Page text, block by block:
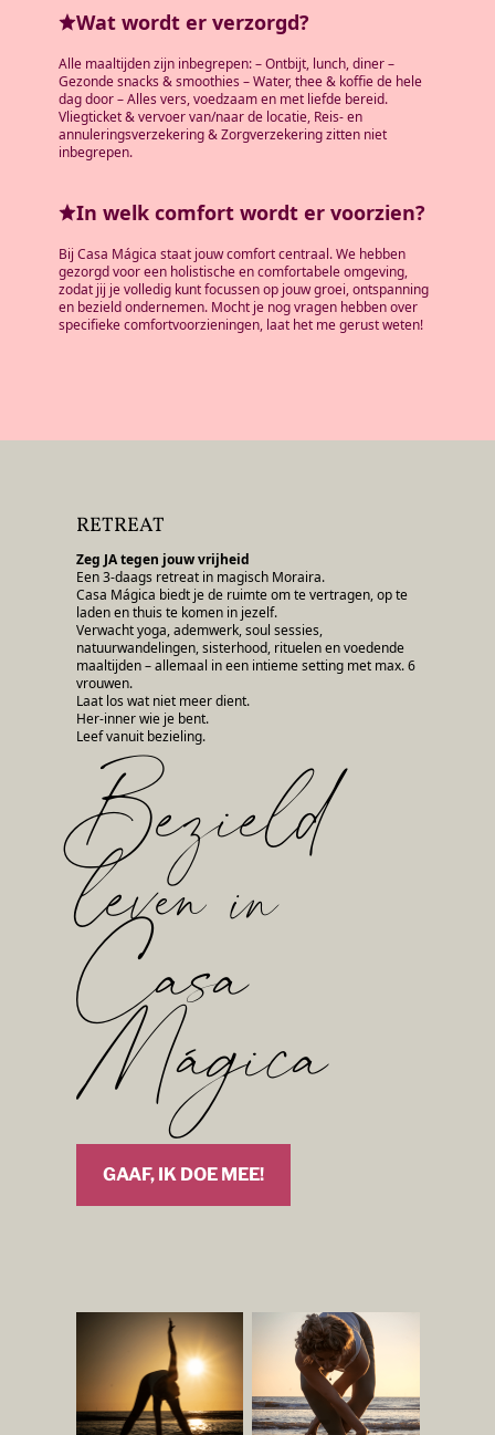
Wat wordt er verzorgd?
Alle maaltijden zijn inbegrepen: – Ontbijt, lunch, diner –
Gezonde snacks & smoothies – Water, thee & koffie de hele
dag door – Alles vers, voedzaam en met liefde bereid.
Vliegticket & vervoer van/naar de locatie, Reis- en
annuleringsverzekering & Zorgverzekering zitten niet
inbegrepen.
In welk comfort wordt er voorzien?
Bij Casa Mágica staat jouw comfort centraal. We hebben
gezorgd voor een holistische en comfortabele omgeving,
zodat jij je volledig kunt focussen op jouw groei, ontspanning
en bezield ondernemen. Mocht je nog vragen hebben over
specifieke comfortvoorzieningen, laat het me gerust weten!
RETREAT
Zeg JA tegen jouw vrijheid
Een 3-daags retreat in magisch Moraira.
Casa Mágica biedt je de ruimte om te vertragen, op te
laden en thuis te komen in jezelf.
Verwacht yoga, ademwerk, soul sessies,
natuurwandelingen, sisterhood, rituelen en voedende
maaltijden – allemaal in een intieme setting met max. 6
vrouwen.
Laat los wat niet meer dient.
Her-inner wie je bent.
Leef vanuit bezieling.
Bezield
leven in
Casa
Mágica
GAAF, IK DOE MEE!